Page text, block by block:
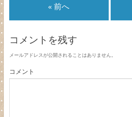
« 前へ
コメントを残す
メールアドレスが公開されることはありません。
コメント